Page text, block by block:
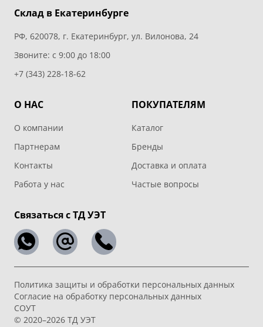
Склад в Екатеринбурге
РФ, 620078, г. Екатеринбург, ул. Вилонова, 24
Звоните: с 9:00 до 18:00
+7 (343) 228-18-62
О НАС
О компании
Партнерам
Контакты
Работа у нас
ПОКУПАТЕЛЯМ
Каталог
Бренды
Доставка и оплата
Частые вопросы
Связаться с ТД УЭТ
Политика защиты и обработки персональных данных
Согласие на обработку персональных данных
СОУТ
© 2020–2026 ТД УЭТ